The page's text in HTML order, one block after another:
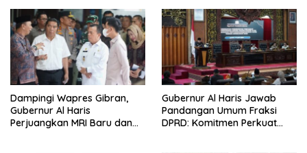
Integritas
Dampingi Wapres Gibran,
Gubernur Al Haris
Perjuangkan MRI Baru dan
Gubernur Al Haris Jawab
Pandangan Umum Fraksi
DPRD: Komitmen Perkuat